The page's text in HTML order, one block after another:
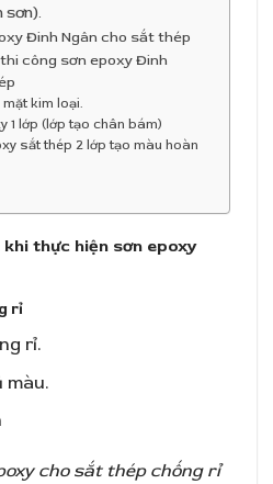
sơn).
Đinh Ngân cho sắt thép
công sơn epoxy Đinh
kim loại.
1 lớp (lớp tạo chân bám)
sắt thép 2 lớp tạo màu hoàn
thực hiện sơn epoxy
rỉ
rỉ.
màu.
cho sắt thép chống rỉ